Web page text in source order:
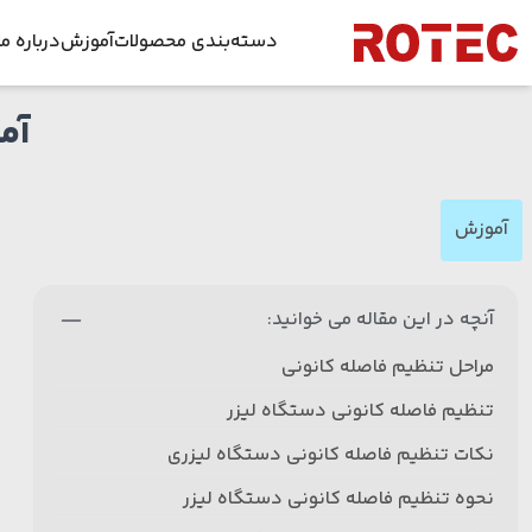
دسته‌بندی محصولاتآموزش
راهنمای
دانلود
درباره
آموزش
آنچه در این مقاله می خوانید:
مراحل تنظیم فاصله کانونی
تنظیم فاصله کانونی دستگاه لیزر
نکات تنظیم فاصله کانونی دستگاه لیزری
نحوه تنظیم فاصله کانونی دستگاه لیزر